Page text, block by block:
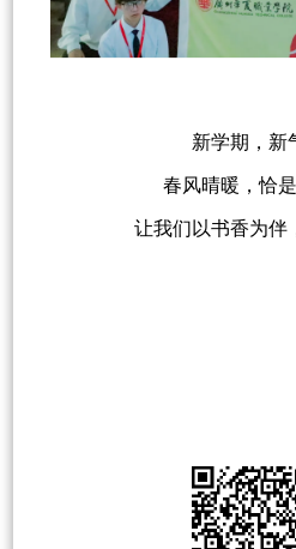
新学期，新
春风晴暖，恰
让我们以书香为伴